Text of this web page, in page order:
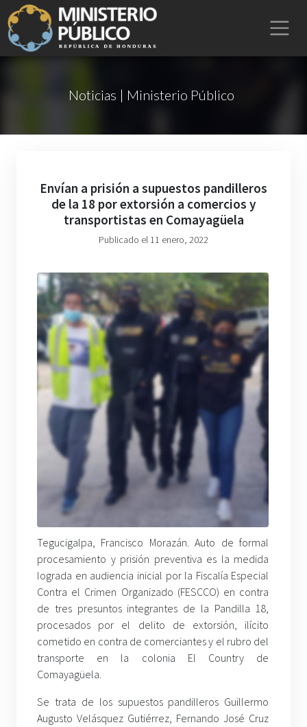
Noticias | Ministerio Público
Envían a prisión a supuestos pandilleros
de la 18 por extorsión a comercios y
transportistas en Comayagüela
Publicado el 11 enero, 2022
Tegucigalpa, Francisco Morazán. Auto de formal
procesamiento y prisión preventiva es la medida
lograda en audiencia inicial por la Fiscalía Especial
Contra el Crimen Organizado (FESCCO) en contra
de tres presuntos integrantes de la Pandilla 18,
procesados por el delito de extorsión, ilícito
cometido en contra de comerciantes y el rubro del
transporte en la colonia El Country de
Comayagüela.
Se trata de los supuestos pandilleros Guillermo
Augusto Velásquez Gutiérrez, Fernando José Cruz